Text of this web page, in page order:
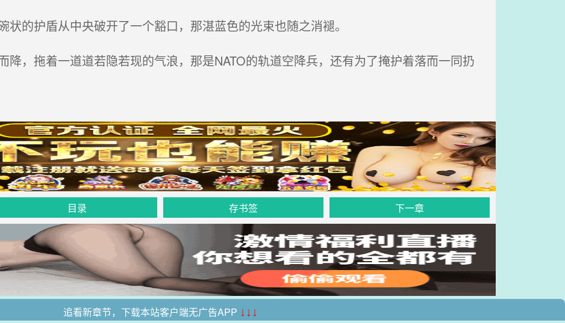
的护盾从中央破开了一个豁口，那湛蓝色的光束也随之消褪。
，拖着一道道若隐若现的气浪，那是NATO的轨道空降兵，还有为了掩护着落而一同扔
目录 存书签 下一章
追看新章节，下载本站客户端无广告APP ↓↓↓